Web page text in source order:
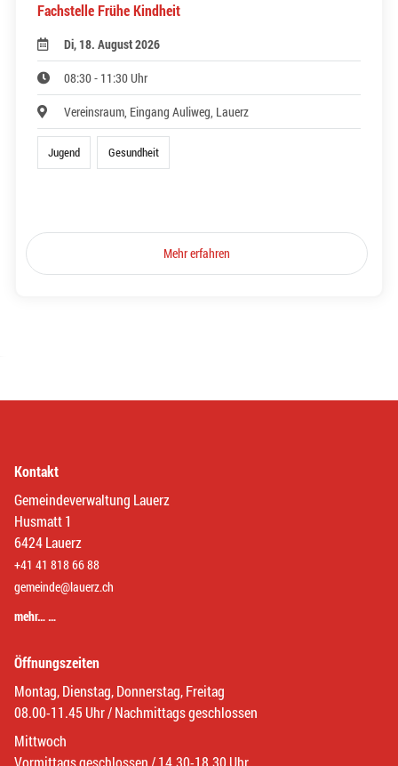
Fachstelle Frühe Kindheit
Di, 18. August 2026
08:30 - 11:30 Uhr
Vereinsraum, Eingang Auliweg, Lauerz
Jugend Gesundheit
Mehr erfahren
Kontakt
Gemeindeverwaltung Lauerz
Husmatt 1
6424 Lauerz
+41 41 818 66 88
gemeinde@lauerz.ch
mehr… …
Öffnungszeiten
Montag, Dienstag, Donnerstag, Freitag
08.00-11.45 Uhr / Nachmittags geschlossen
Mittwoch
Vormittags geschlossen / 14.30-18.30 Uhr